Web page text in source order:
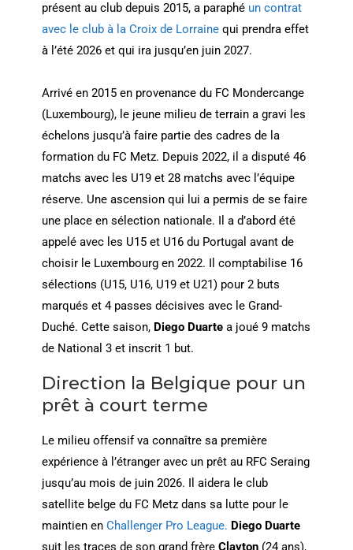
présent au club depuis 2015, a paraphé un contrat
avec le club à la Croix de Lorrainequi prendra effet
à l’été 2026 et qui ira jusqu’en juin 2027.
Arrivé en 2015 en provenance du FC Mondercange
(Luxembourg), le jeune milieu de terrain a gravi les
échelons jusqu’à faire partie des cadres de la
formation du FC Metz. Depuis 2022, il a disputé 46
matchs avec les U19 et 28 matchs avec l’équipe
réserve. Une ascension qui lui a permis de se faire
une place en sélection nationale. Il a d’abord été
appelé avec les U15 et U16 du Portugal avant de
choisir le Luxembourg en 2022. Il comptabilise 16
sélections (U15, U16, U19 et U21) pour 2 buts
marqués et 4 passes décisives avec le Grand-
Duché. Cette saison, Diego Duartea joué 9 matchs
de National 3 et inscrit 1 but.
Direction la Belgique pour un
prêt à court terme
Le milieu offensif va connaître sa première
expérience à l’étranger avec un prêt au RFC Seraing
jusqu’au mois de juin 2026. Il aidera le club
satellite belge du FC Metz dans sa lutte pour le
maintien en Challenger Pro League. Diego Duarte
suit les traces de son grand frère Clayton(24 ans),